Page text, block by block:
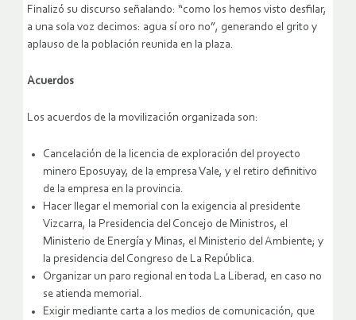
Finalizó su discurso señalando: “como los hemos visto desfilar,
a una sola voz decimos: agua sí oro no”, generando el grito y
aplauso de la población reunida en la plaza.
Acuerdos
Los acuerdos de la movilización organizada son:
Cancelación de la licencia de exploración del proyecto
minero Eposuyay, de la empresa Vale, y el retiro definitivo
de la empresa en la provincia.
Hacer llegar el memorial con la exigencia al presidente
Vizcarra, la Presidencia del Concejo de Ministros, el
Ministerio de Energía y Minas, el Ministerio del Ambiente; y
la presidencia del Congreso de La República.
Organizar un paro regional en toda La Liberad, en caso no
se atienda memorial.
Exigir mediante carta a los medios de comunicación, que